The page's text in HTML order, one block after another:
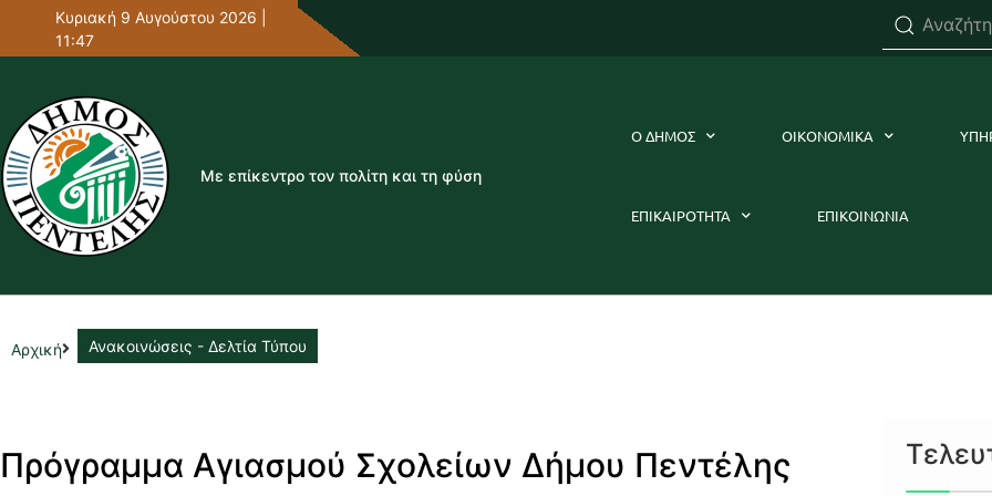
Κυριακή 9 Αυγούστου 2026 |
11:47
Με επίκεντρο τον πολίτη και τη φύση
Ο ΔΗΜΟΣ ΟΙΚΟΝΟΜΙΚΑ
ΕΠΙΚΑΙΡΟΤΗΤΑ ΕΠΙΚΟΙΝΩΝΙΑ
Αρχική Ανακοινώσεις - Δελτία Τύπου
Πρόγραμμα Αγιασμού Σχολείων Δήμου Πεντέλης